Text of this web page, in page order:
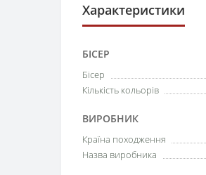
Характеристики
БІСЕР
Бісер
Кількість кольорів
ВИРОБНИК
Країна походження
Назва виробника